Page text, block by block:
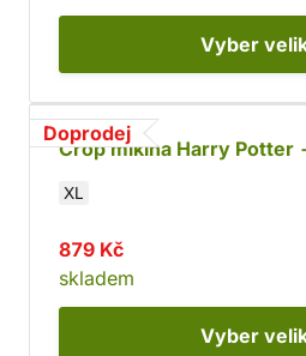
Vyber
Doprodej
Crop mikina Harry Potter
XL
879 Kč
skladem
Vyber